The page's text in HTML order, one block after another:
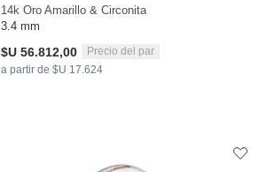
14k Oro Amarillo & Circonita
3.4 mm
$U 56.812,00
Precio del par
a partir de $U 17.624